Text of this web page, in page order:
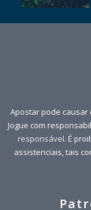
Apostar pode
Jogue com
responsável. É
assistenciais, tais